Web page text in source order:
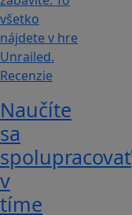
Recenzie
Naučíte
sa
spolupracovať
v
tíme